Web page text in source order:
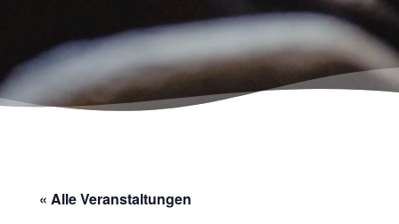
« Alle Veranstaltungen